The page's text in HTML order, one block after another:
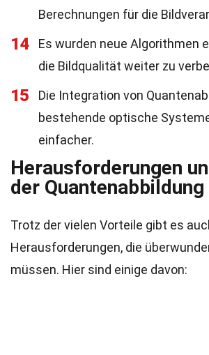
Berechnungen für die
14
Es wurden neue Algorithmen
die Bildqualität weiter zu
15
Die Integration von
bestehende optische
einfacher.
Herausforderungen
der Quantenabbildung
Trotz der vielen Vorteile gibt es
Herausforderungen, die
müssen. Hier sind einige davon: